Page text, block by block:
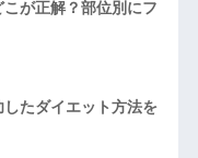
が正解？部位別にフ
たダイエット方法を